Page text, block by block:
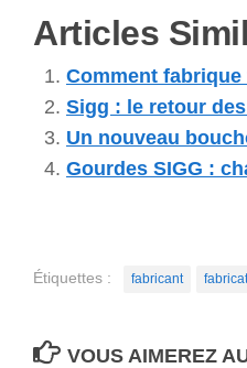
Articles
Comment
Sigg : le retour
Un nouveau
Gourdes SIGG :
Étiquettes : fabricant
VOUS AIMEREZ